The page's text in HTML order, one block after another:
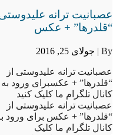
عصبانیت ترانه علیدوستی
“قلدرها” + عکس
By | جولای 25, 2016
عصبانیت ترانه علیدوستی از
“قلدرها” + عکسبرای ورود به
کانال تلگرام ما کلیک کنید
عصبانیت ترانه علیدوستی از
“قلدرها” + عکس برای ورود
کانال تلگرام ما کلیک